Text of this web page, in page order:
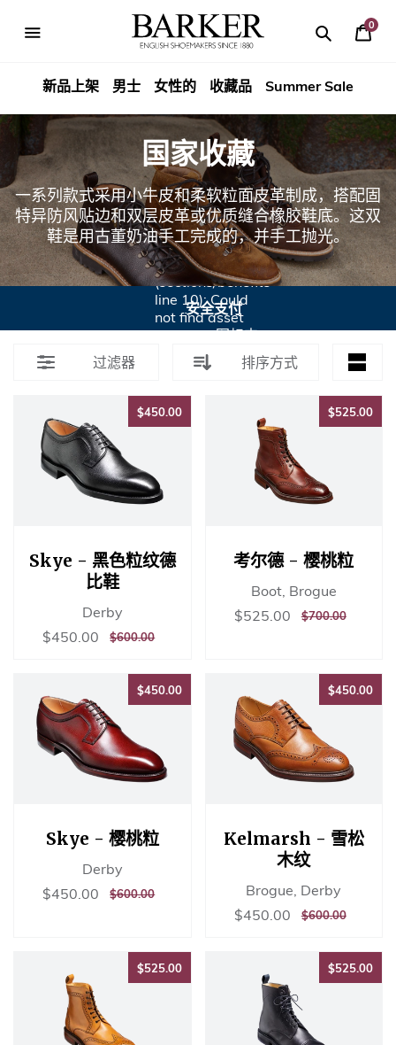
Shoes
Rest
of
World
新品上架 男士 女性的 收藏品 Summer Sale
0
你
国家收藏
一系列款式采用小牛皮和柔软粒面皮革制成，搭配固
特异防风贴边和双层皮革或优质缝合橡胶鞋底。这双
鞋是用古董奶油手工完成的，并手工抛光。
Liquid error
(sections/benefits
line 10): Could
not find asset
snippets/图标传
送.liquid
全球配送
过滤器 排序方式
$450.00$450.00
Skye - 黑色粒纹德
比鞋
Derby
销
$450.00 $450.00
正
$600.00$600.00
$525.00
考尔德 - 樱桃粒
Boot, Brogue
销
$525.00 $525.00
正
$700.00$700.00
$450.00$450.00
Skye - 樱桃粒
Derby
销
$450.00 $450.00
正
$600.00$600.00
$450.00
Kelmarsh - 雪松
木纹
Brogue, Derby
销
$450.00 $450.00
正
$600.00$600.00
$525.00$525.00 $525.00